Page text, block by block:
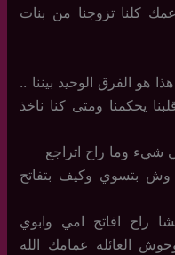
عمك كلنا تزوجنا من بنات
هو الفرق الوحيد بيننا ..
يحكمنا ومتى كنا ناخذ
شيء وما راح اتراجع
بتسوي وكيف بتفاتح
راح افاتح امي وابوي
العائله عمامك الله